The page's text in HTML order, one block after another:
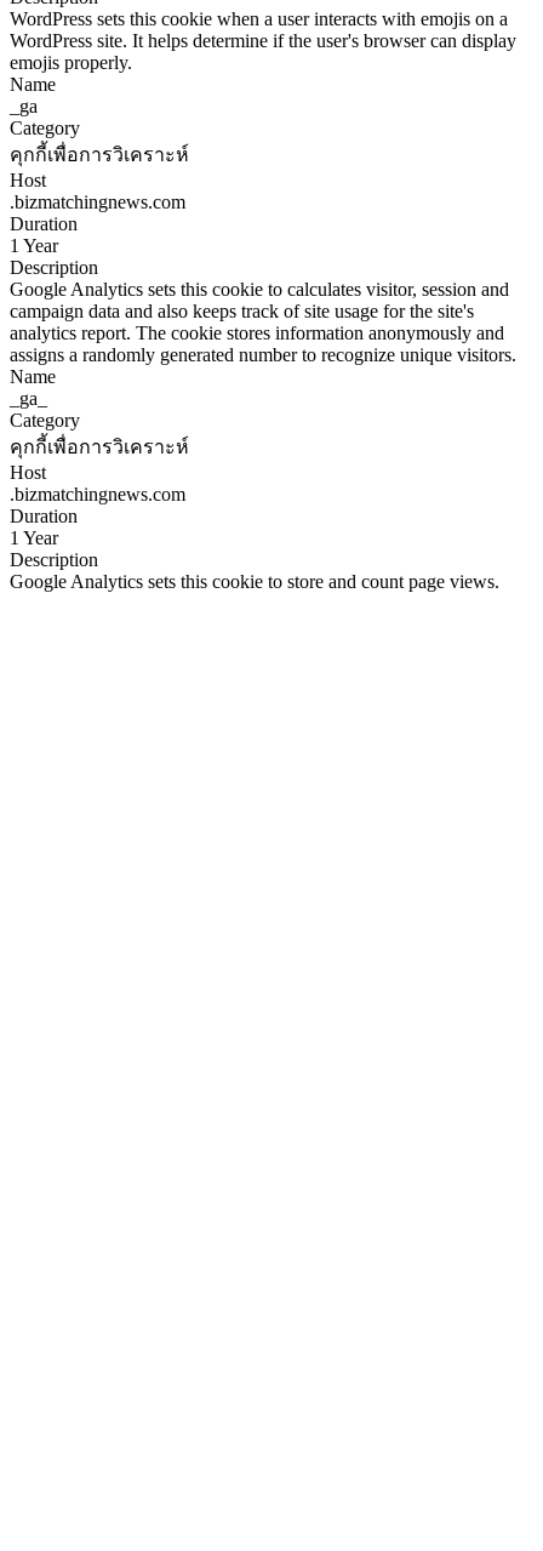
WordPress sets this cookie when a user interacts with emojis on a
WordPress site. It helps determine if the user's browser can display
emojis properly.
Name
_ga
Category
คุกกี้เพื่อการวิเคราะห์
Host
.bizmatchingnews.com
Duration
1 Year
Description
Google Analytics sets this cookie to calculates visitor, session and
campaign data and also keeps track of site usage for the site's
analytics report. The cookie stores information anonymously and
assigns a randomly generated number to recognize unique visitors.
Name
_ga_
Category
คุกกี้เพื่อการวิเคราะห์
Host
.bizmatchingnews.com
Duration
1 Year
Description
Google Analytics sets this cookie to store and count page views.